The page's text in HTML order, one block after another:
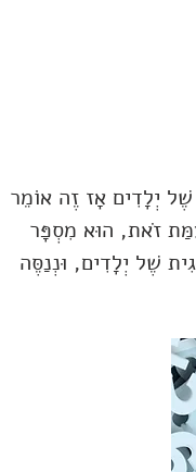
יְלָדִים אָז זֶה אוֹמֵר
זֹאת, הוּא מִסְפָּר
שֶׁל יְלָדִים, וּנְנַסֶּה